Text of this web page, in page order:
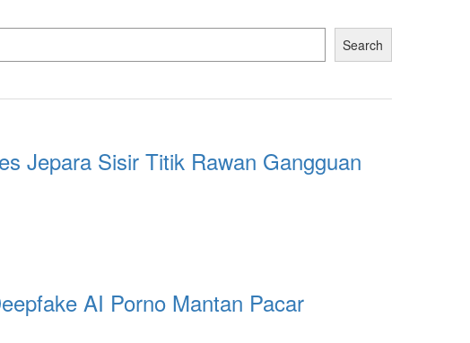
Search
Jepara Sisir Titik Rawan Gangguan
AI Porno Mantan Pacar